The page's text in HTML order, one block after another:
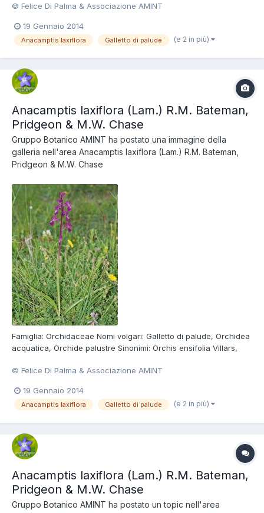
Orchis palustris subsp. laxiflora Friedrichsthal Foto di Felice Di
© Felice Di Palma & Associazione AMINT
19 Gennaio 2014
Anacamptis laxiflora Galletto di palude (e 2 in più)
Anacamptis laxiflora (Lam.) R.M. Bateman,
Pridgeon & M.W. Chase
Gruppo Botanico AMINT ha postato una immagine della
galleria nell'area Anacamptis laxiflora (Lam.) R.M. Bateman,
Pridgeon & M.W. Chase
Famiglia: Orchidaceae Nomi volgari: Galletto di palude, Orchidea
acquatica, Orchide palustre Sinonimi: Orchis ensifolia Villars,
Orchis palustris subsp. laxiflora Friedrichsthal Foto di Felice Di
© Felice Di Palma & Associazione AMINT
19 Gennaio 2014
Anacamptis laxiflora Galletto di palude (e 2 in più)
Anacamptis laxiflora (Lam.) R.M. Bateman,
Pridgeon & M.W. Chase
Gruppo Botanico AMINT ha postato un topic nell'area